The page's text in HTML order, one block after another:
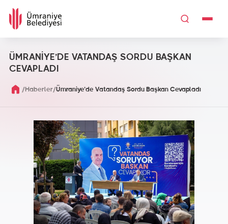
ÜMRANİYE’DE VATANDAŞ SORDU BAŞKAN
CEVAPLADI
/Haberler/Ümraniye’de Vatandaş Sordu Başkan Cevapladı